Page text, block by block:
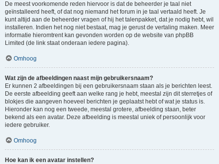
De meest voorkomende reden hiervoor is dat de beheerder je taal niet
geïnstalleerd heeft, of dat nog niemand het forum in je taal vertaald heeft. Je
kunt altijd aan de beheerder vragen of hij het talenpakket, dat je nodig hebt, wil
installeren. Indien het nog niet bestaat, mag je gerust de vertaling maken. Meer
informatie hieromtrent kan gevonden worden op de website van phpBB
Limited (de link staat onderaan iedere pagina).
Omhoog
Wat zijn de afbeeldingen naast mijn gebruikersnaam?
Er kunnen 2 afbeeldingen bij een gebruikersnaam staan als je berichten leest.
De eerste afbeelding geeft aan welke rang je hebt, meestal zijn dit sterretjes of
blokjes die aangeven hoeveel berichten je geplaatst hebt of wat je status is.
Hieronder kan nog een tweede, meestal grotere, afbeelding staan, beter
bekend als een avatar. Deze afbeelding is meestal uniek of persoonlijk voor
iedere gebruiker.
Omhoog
Hoe kan ik een avatar instellen?